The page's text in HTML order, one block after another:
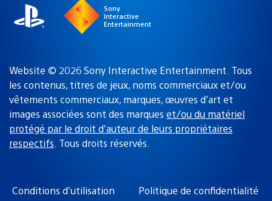
Sony
Interactive
Entertainment
Website © 2026 Sony Interactive Entertainment. Tous
les contenus, titres de jeux, noms commerciaux et/ou
vêtements commerciaux, marques, œuvres d’art et
images associées sont des marques et/ou du matériel
protégé par le droit d’auteur de leurs propriétaires
respectifs. Tous droits réservés.
Conditions d’utilisation Politique de confidentialité